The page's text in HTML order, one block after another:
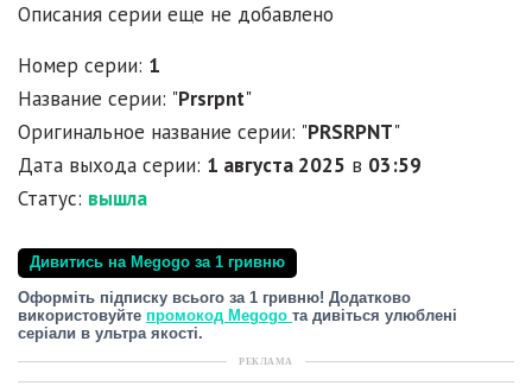
Описания серии еще не добавлено
Номер серии: 1
Название серии: "Prsrpnt"
Оригинальное название серии: "PRSRPNT"
Дата выхода серии: 1 августа 2025 в 03:59
Статус: вышла
Дивитись на Megogo за 1 гривню
Оформіть підписку всього за 1 гривню! Додатково
використовуйте промокод Megogo та дивіться улюблені
серіали в ультра якості.
РЕКЛАМА